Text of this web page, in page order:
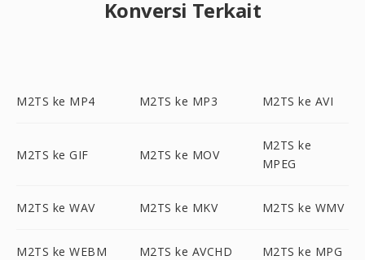
Konversi Terkait
M2TS ke MP4 M2TS ke MP3 M2TS ke AVI
M2TS ke GIF M2TS ke MOV
M2TS ke
MPEG
M2TS ke WAV M2TS ke MKV M2TS ke WMV
M2TS ke WEBM M2TS ke AVCHD M2TS ke MPG